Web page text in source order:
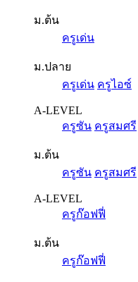
ม.ต้น
ครูเด่น
ม.ปลาย
ครูเด่น ครูไอซ์
A-LEVEL
ครูซัน ครูสมศรี
ม.ต้น
ครูซัน ครูสมศรี
A-LEVEL
ครูก๊อฟฟี่
ม.ต้น
ครูก๊อฟฟี่